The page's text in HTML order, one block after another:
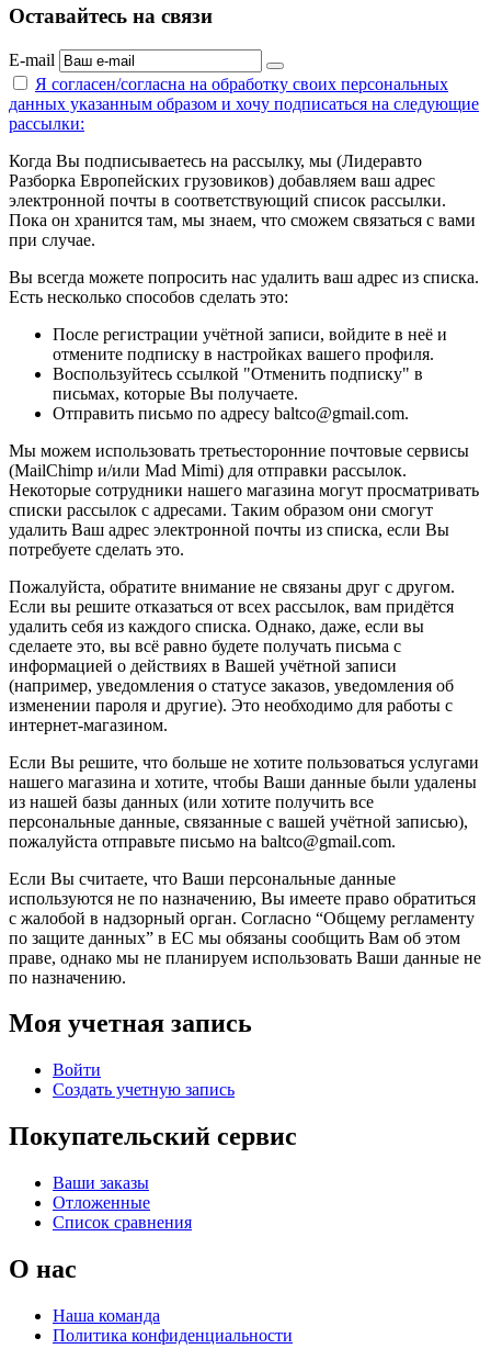
Оставайтесь на связи
E-mail
Я согласен/согласна на обработку своих персональных
данных указанным образом и хочу подписаться на следующие
рассылки:
Когда Вы подписываетесь на рассылку, мы (Лидеравто
Разборка Европейских грузовиков) добавляем ваш адрес
электронной почты в соответствующий список рассылки.
Пока он хранится там, мы знаем, что сможем связаться с вами
при случае.
Вы всегда можете попросить нас удалить ваш адрес из списка.
Есть несколько способов сделать это:
После регистрации учётной записи, войдите в неё и
отмените подписку в настройках вашего профиля.
Воспользуйтесь ссылкой "Отменить подписку" в
письмах, которые Вы получаете.
Отправить письмо по адресу baltco@gmail.com.
Мы можем использовать третьесторонние почтовые сервисы
(MailChimp и/или Mad Mimi) для отправки рассылок.
Некоторые сотрудники нашего магазина могут просматривать
списки рассылок с адресами. Таким образом они смогут
удалить Ваш адрес электронной почты из списка, если Вы
потребуете сделать это.
Пожалуйста, обратите внимание не связаны друг с другом.
Если вы решите отказаться от всех рассылок, вам придётся
удалить себя из каждого списка. Однако, даже, если вы
сделаете это, вы всё равно будете получать письма с
информацией о действиях в Вашей учётной записи
(например, уведомления о статусе заказов, уведомления об
изменении пароля и другие). Это необходимо для работы с
интернет-магазином.
Если Вы решите, что больше не хотите пользоваться услугами
нашего магазина и хотите, чтобы Ваши данные были удалены
из нашей базы данных (или хотите получить все
персональные данные, связанные с вашей учётной записью),
пожалуйста отправьте письмо на baltco@gmail.com.
Если Вы считаете, что Ваши персональные данные
используются не по назначению, Вы имеете право обратиться
с жалобой в надзорный орган. Согласно “Общему регламенту
по защите данных” в ЕС мы обязаны сообщить Вам об этом
праве, однако мы не планируем использовать Ваши данные не
по назначению.
Моя учетная запись
Войти
Создать учетную запись
Покупательский сервис
Ваши заказы
Отложенные
Список сравнения
О нас
Наша команда
Политика конфиденциальности